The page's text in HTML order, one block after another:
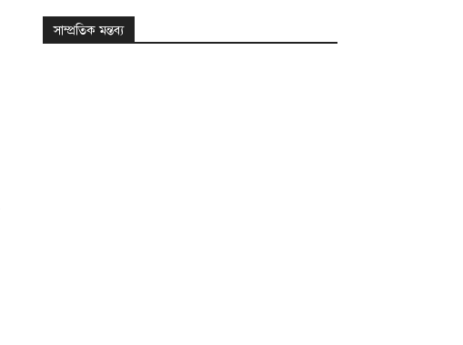
সাম্প্রতিক মন্তব্য